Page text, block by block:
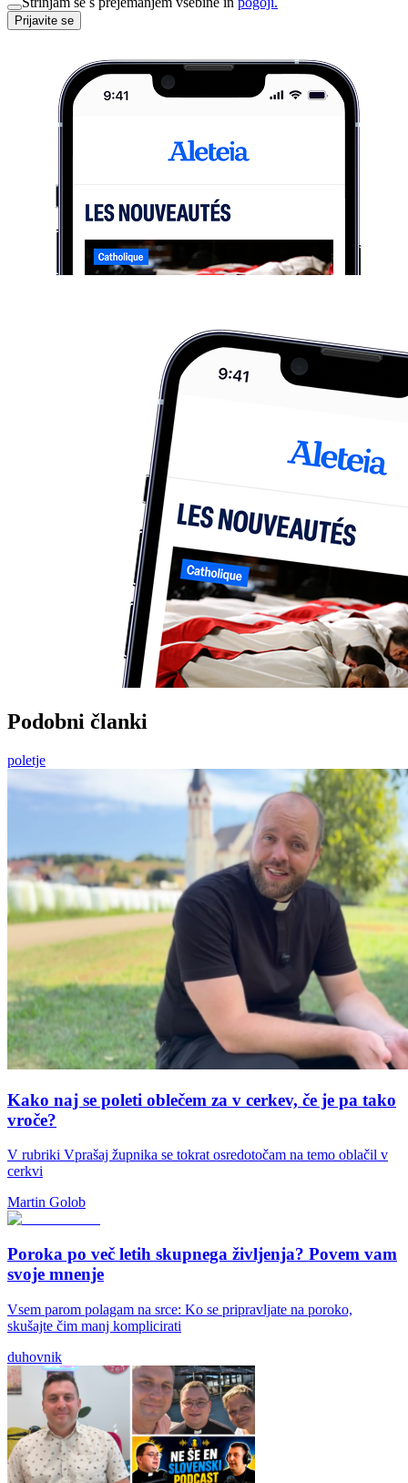
Prijavite se
Podobni članki
poletje
Kako naj se poleti oblečem za v cerkev, če je pa tako
vroče?
V rubriki Vprašaj župnika se tokrat osredotočam na temo oblačil v
cerkvi
Martin Golob
Poroka po več letih skupnega življenja? Povem vam
svoje mnenje
Vsem parom polagam na srce: Ko se pripravljate na poroko,
skušajte čim manj komplicirati
duhovnik